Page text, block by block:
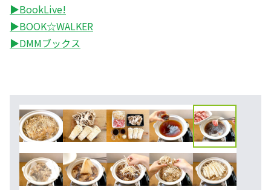
▶BookLive!
▶BOOK☆WALKER
▶DMMブックス